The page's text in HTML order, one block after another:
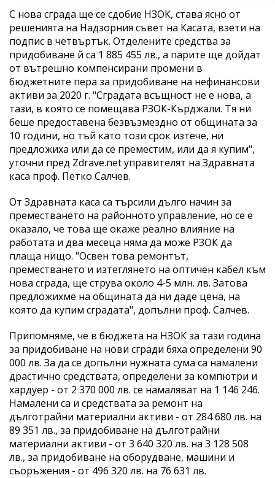
С нова сграда ще се сдобие НЗОК, става ясно от
решенията на Надзорния съвет на Касата, взети на
подпис в четвъртък. Отделените средства за
придобиване й са 1 885 455 лв., а парите ще дойдат
от вътрешно компенсирани промени в
бюджетните пера за придобиване на нефинансови
активи за 2020 г. "Сградата всъщност не е нова, а
тази, в която се помещава РЗОК-Кърджали. Тя ни
беше предоставена безвъзмездно от общината за
10 години, но тъй като този срок изтече, ни
предложиха или да се преместим, или да я купим",
уточни пред Zdrave.net управителят на Здравната
каса проф. Петко Салчев.
От Здравната каса са търсили дълго начин за
преместването на районното управление, но се е
оказало, че това ще окаже реално влияние на
работата и два месеца няма да може РЗОК да
плаща нищо. "Освен това ремонтът,
преместването и изтеглянето на оптичен кабел към
нова сграда, ще струва около 4-5 млн. лв. Затова
предложихме на общината да ни даде цена, на
която да купим сградата", допълни проф. Салчев.
Припомняме, че в бюджета на НЗОК за тази година
за придобиване на нови сгради бяха определени 90
000 лв. За да се допълни нужната сума са намалени
драстично средствата, определени за компютри и
хардуер - от 2 370 000 лв. се намаляват на 1 146 246.
Намалени са и средствата за ремонт на
дълготрайни материални активи - от 284 680 лв. на
89 351 лв., за придобиване на дълготрайни
материални активи - от 3 640 320 лв. на 3 128 508
лв., за придобиване на оборудване, машини и
съоръжения - от 496 320 лв. на 76 631 лв.